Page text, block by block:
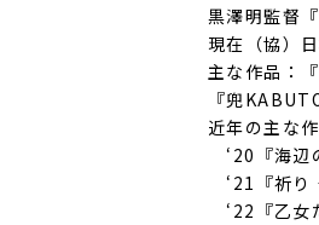
黒澤明監督
現在（協）
主な作品：
『兜
近年の主な
‘20『海辺
‘21『祈り
‘22『乙女